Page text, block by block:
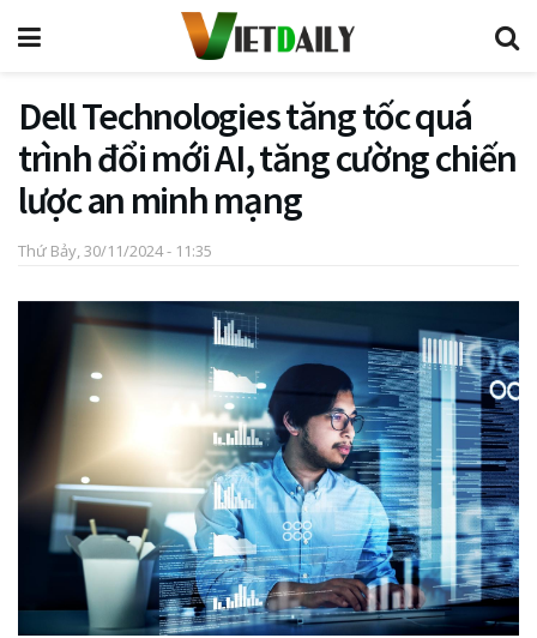
Dell Technologies tăng tốc quá
trình đổi mới AI, tăng cường chiến
lược an minh mạng
Thứ Bảy, 30/11/2024 - 11:35